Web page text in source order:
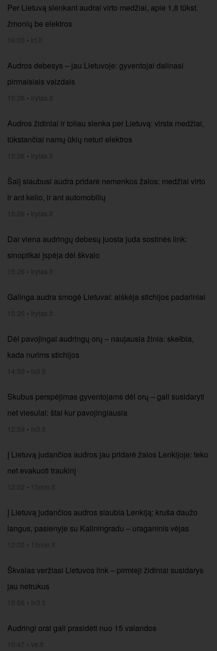
Per Lietuvą slenkant audrai virto medžiai, apie 1,8 tūkst.
žmonių be elektros
16:00 • lrt.lt
Audros debesys – jau Lietuvoje: gyventojai dalinasi
pirmaisiais vaizdais
15:26 • lrytas.lt
Audros židiniai ir toliau slenka per Lietuvą: virsta medžiai,
tūkstančiai namų ūkių neturi elektros
15:26 • lrytas.lt
Šalį siaubusi audra pridarė nemenkos žalos: medžiai virto
ir ant kelio, ir ant automobilių
15:26 • lrytas.lt
Dar viena audringų debesų juosta juda sostinės link:
sinoptikai įspėja dėl škvalo
15:26 • lrytas.lt
Galinga audra smogė Lietuvai: aiškėja stichijos padariniai
15:26 • lrytas.lt
Dėl pavojingai audringų orų – naujausia žinia: skelbia,
kada nurims stichijos
14:50 • tv3.lt
Skubus perspėjimas gyventojams dėl orų – gali susidaryti
net viesulai: štai kur pavojingiausia
12:59 • tv3.lt
Į Lietuvą judančios audros jau pridarė žalos Lenkijoje: teko
net evakuoti traukinį
12:02 • 15min.lt
Į Lietuvą judančios audros siaubia Lenkiją: kruša daužo
langus, pasienyje su Kaliningradu – uraganinis vėjas
12:02 • 15min.lt
Škvalas veržiasi Lietuvos link – pirmieji židiniai susidarys
jau netrukus
10:56 • tv3.lt
Audringi orai gali prasidėti nuo 15 valandos
10:47 • ve.lt